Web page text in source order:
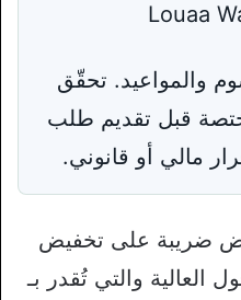
والمواعيد. تحقّق
قبل تقديم طلب
مالي أو قانوني.
ضريبة على تخفيض
العالية والتي تُقدر بـ